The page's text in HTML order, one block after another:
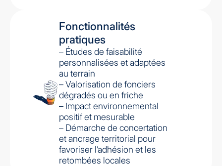
Fonctionnalités
pratiques
– Études de faisabilité
personnalisées et adaptées
au terrain
– Valorisation de fonciers
dégradés ou en friche
– Impact environnemental
positif et mesurable
– Démarche de concertation
et ancrage territorial pour
favoriser l’adhésion et les
retombées locales